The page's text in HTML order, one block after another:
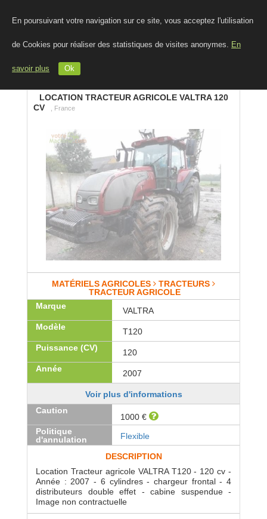
En poursuivant votre navigation sur ce site, vous acceptez l'utilisation
de Cookies pour réaliser des statistiques de visites anonymes. En
savoir plus Ok
LOCATION TRACTEUR AGRICOLE VALTRA 120
CV
, France
MATÉRIELS AGRICOLES
TRACTEURS
TRACTEUR AGRICOLE
Marque
VALTRA
Modèle
T120
Puissance (CV)
120
Année
2007
Voir plus d'informations
Caution
1000 €
Politique
d'annulation
Flexible
DESCRIPTION
Location Tracteur agricole VALTRA T120 - 120 cv -
Année : 2007 - 6 cylindres - chargeur frontal - 4
distributeurs double effet - cabine suspendue -
Image non contractuelle